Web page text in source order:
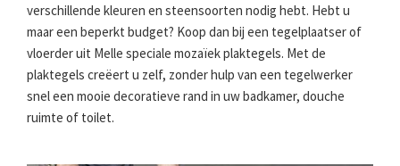
verschillende kleuren en steensoorten nodig hebt. Hebt u
maar een beperkt budget? Koop dan bij een tegelplaatser of
vloerder uit Melle speciale mozaïek plaktegels. Met de
plaktegels creëert u zelf, zonder hulp van een tegelwerker
snel een mooie decoratieve rand in uw badkamer, douche
ruimte of toilet.